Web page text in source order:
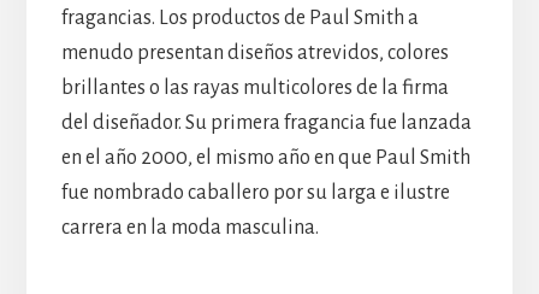
fragancias. Los productos de Paul Smith a
menudo presentan diseños atrevidos, colores
brillantes o las rayas multicolores de la firma
del diseñador. Su primera fragancia fue lanzada
en el año 2000, el mismo año en que Paul Smith
fue nombrado caballero por su larga e ilustre
carrera en la moda masculina.